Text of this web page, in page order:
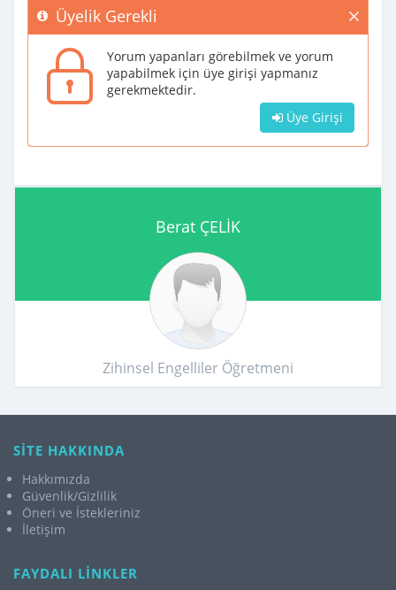
Üyelik Gerekli
Yorum yapanları görebilmek ve yorum
yapabilmek için üye girişi yapmanız
gerekmektedir.
Üye Girişi
Berat ÇELİK
Zihinsel Engelliler Öğretmeni
SİTE HAKKINDA
Hakkımızda
Güvenlik/Gizlilik
Öneri ve İstekleriniz
İletişim
FAYDALI LİNKLER